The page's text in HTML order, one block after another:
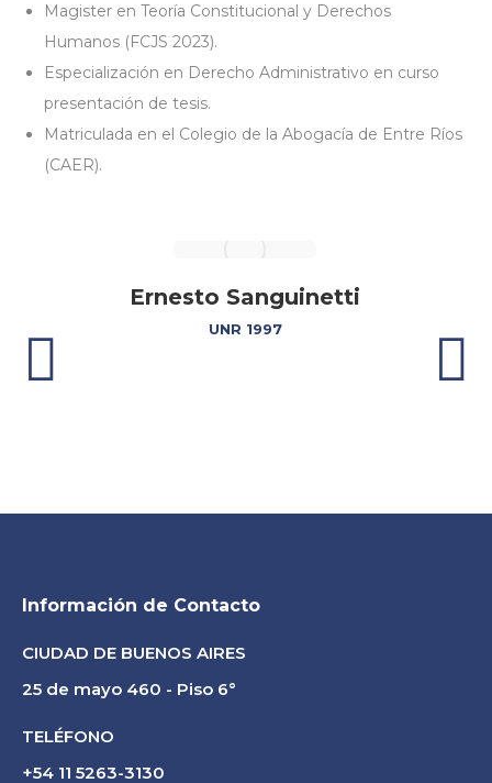
Magister en Teoría Constitucional y Derechos
Humanos (FCJS 2023).
Especialización en Derecho Administrativo en curso
presentación de tesis.
Matriculada en el Colegio de la Abogacía de Entre Ríos
(CAER).
Ernesto Sanguinetti
UNR 1997
Información de Contacto
CIUDAD DE BUENOS AIRES
25 de mayo 460 - Piso 6°
TELÉFONO
+54 11 5263-3130